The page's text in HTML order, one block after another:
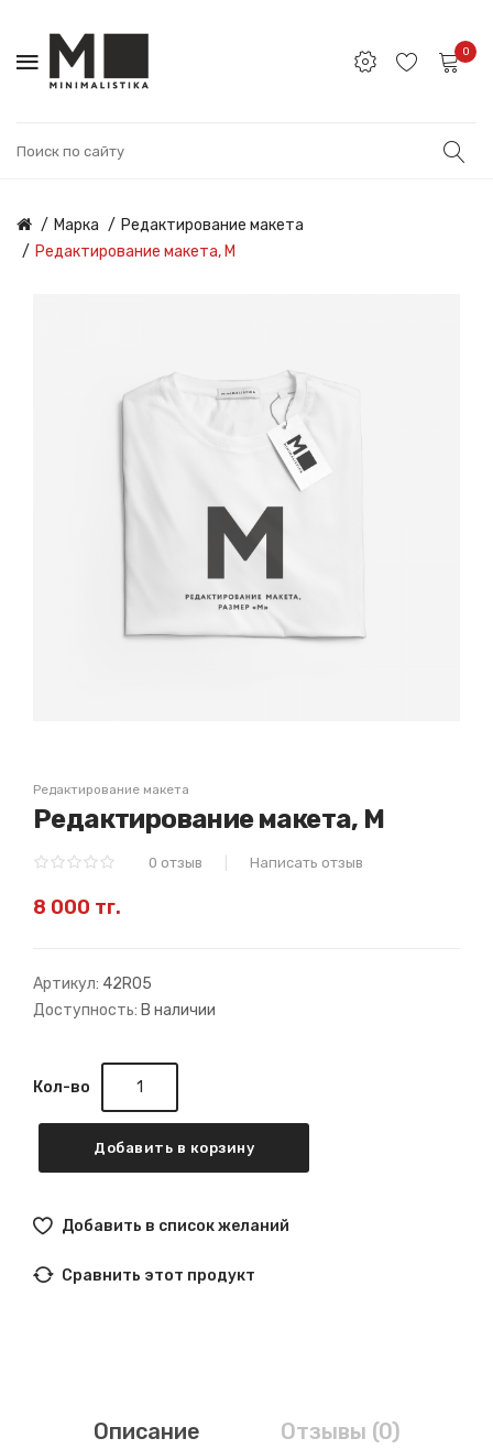
0
Марка
Редактирование макета
Редактирование макета, M
Редактирование макета
Редактирование макета, M
0 отзыв Написать отзыв
8 000 тг.
Артикул: 42R05
Доступность: В наличии
Кол-во
Добавить в корзину
Добавить в список желаний
Сравнить этот продукт
Описание Отзывы (0)